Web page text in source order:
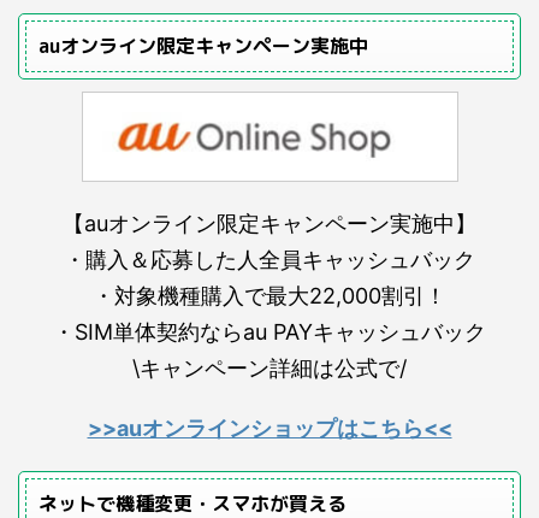
auオンライン限定キャンペーン実施中
【auオンライン限定キャンペーン実施中】
・購入＆応募した人全員キャッシュバック
・対象機種購入で最大22,000割引！
・SIM単体契約ならau PAYキャッシュバック
\キャンペーン詳細は公式で/
>>auオンラインショップはこちら<<
ネットで機種変更・スマホが買える